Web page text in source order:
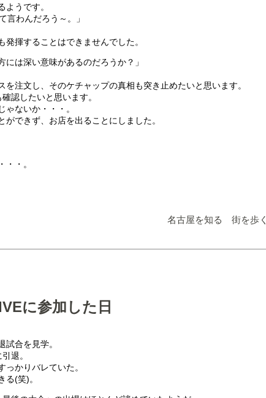
ようです。
言わんだろう～。」
揮することはできませんでした。
には深い意味があるのだろうか？」
注文し、そのケチャップの真相も突き止めたいと思います。
認したいと思います。
ないか・・・。
できず、お店を出ることにしました。
・・。
名古屋を知る 街を歩く
に参加した日
合を見学。
退。
かりバレていた。
る(笑)。